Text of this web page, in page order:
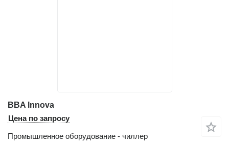
BBA lnnova
Цена по запросу
Промышленное оборудование - чиллер